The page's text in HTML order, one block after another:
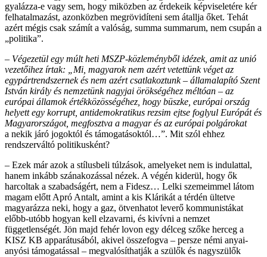
gyalázza-e vagy sem, hogy miközben az érdekeik képviseletére kér
felhatalmazást, azonközben megrövidíteni sem átallja őket. Tehát
azért mégis csak számít a valóság, summa summarum, nem csupán a
„politika”.
– Végezetül egy múlt heti MSZP-közleményből idézek, amit az unió
vezetőihez írtak: „Mi, magyarok nem azért vetettünk véget az
egypártrendszernek és nem azért csatlakoztunk – államalapító Szent
István király és nemzetünk nagyjai örökségéhez méltóan – az
európai államok értékközösségéhez, hogy büszke, európai ország
helyett egy korrupt, antidemokratikus rezsim ejtse foglyul Európát és
Magyarországot, megfosztva a magyar és az európai polgárokat
a nekik járó jogoktól és támogatásoktól…”. Mit szól ehhez
rendszerváltó politikusként?
– Ezek már azok a stílusbeli túlzások, amelyeket nem is indulattal,
hanem inkább szánakozással nézek. A végén kiderül, hogy ők
harcoltak a szabadságért, nem a Fidesz… Lelki szemeimmel látom
magam előtt Apró Antalt, amint a kis Klárikát a térdén ültetve
magyarázza neki, hogy a gaz, ötvenhatot leverő kommunistákat
előbb-utóbb hogyan kell elzavarni, és kivívni a nemzet
függetlenségét. Jön majd fehér lovon egy délceg szőke herceg a
KISZ KB apparátusából, akivel összefogva – persze némi anyai-
anyósi támogatással – megvalósíthatják a szülők és nagyszülők